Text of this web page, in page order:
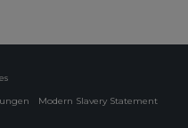
Modern Slavery Statement